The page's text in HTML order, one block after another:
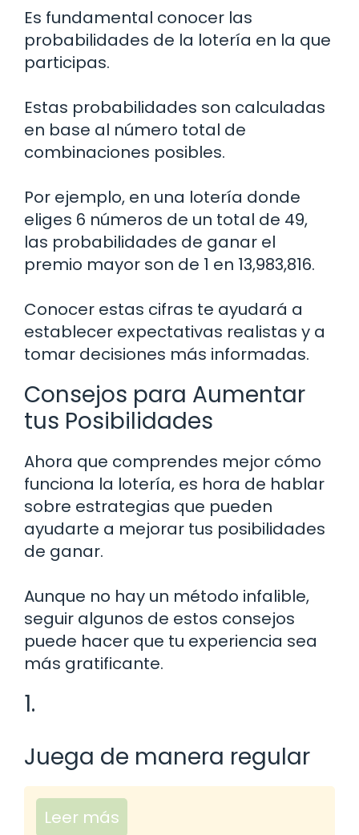
Es fundamental conocer las
probabilidades de la lotería en la que
participas.
Estas probabilidades son calculadas
en base al número total de
combinaciones posibles.
Por ejemplo, en una lotería donde
eliges 6 números de un total de 49,
las probabilidades de ganar el
premio mayor son de 1 en 13,983,816.
Conocer estas cifras te ayudará a
establecer expectativas realistas y a
tomar decisiones más informadas.
Consejos para Aumentar
tus Posibilidades
Ahora que comprendes mejor cómo
funciona la lotería, es hora de hablar
sobre estrategias que pueden
ayudarte a mejorar tus posibilidades
de ganar.
Aunque no hay un método infalible,
seguir algunos de estos consejos
puede hacer que tu experiencia sea
más gratificante.
1.
Juega de manera regular
Leer más